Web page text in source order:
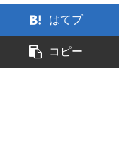
はてブ
コピー